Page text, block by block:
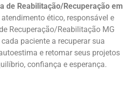
de Reabilitação/Recuperação em
ético, responsável e
Recuperação/Reabilitação MG
paciente a recuperar sua
e retomar seus projetos
confiança e esperança.